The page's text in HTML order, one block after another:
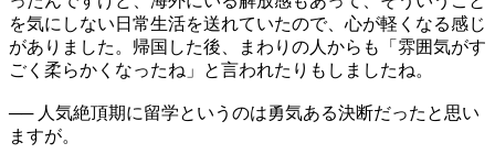
を気にしない日常生活を送れていたので、心が軽くなる感じ
がありました。帰国した後、まわりの人からも「雰囲気がす
ごく柔らかくなったね」と言われたりもしましたね。
── 人気絶頂期に留学というのは勇気ある決断だったと思い
ますが。